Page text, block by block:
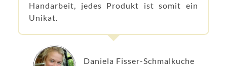
Handarbeit, jedes Produkt ist somit ein
Unikat.
Daniela Fisser-Schmalkuche